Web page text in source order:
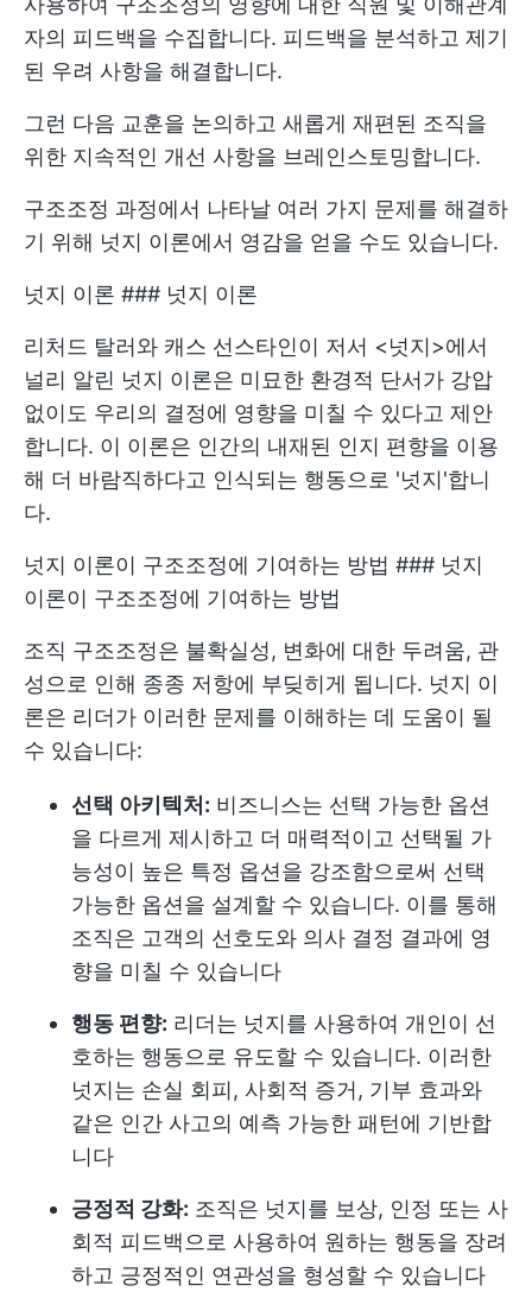
자의 피드백을 수집합니다. 피드백을 분석하고 제기
된 우려 사항을 해결합니다.
그런 다음 교훈을 논의하고 새롭게 재편된 조직을
위한 지속적인 개선 사항을 브레인스토밍합니다.
구조조정 과정에서 나타날 여러 가지 문제를 해결하
기 위해 넛지 이론에서 영감을 얻을 수도 있습니다.
넛지 이론 ### 넛지 이론
리처드 탈러와 캐스 선스타인이 저서 <넛지>에서
널리 알린 넛지 이론은 미묘한 환경적 단서가 강압
없이도 우리의 결정에 영향을 미칠 수 있다고 제안
합니다. 이 이론은 인간의 내재된 인지 편향을 이용
해 더 바람직하다고 인식되는 행동으로 '넛지'합니
다.
넛지 이론이 구조조정에 기여하는 방법 ### 넛지
이론이 구조조정에 기여하는 방법
조직 구조조정은 불확실성, 변화에 대한 두려움, 관
성으로 인해 종종 저항에 부딪히게 됩니다. 넛지 이
론은 리더가 이러한 문제를 이해하는 데 도움이 될
수 있습니다:
선택 아키텍처: 비즈니스는 선택 가능한 옵션
을 다르게 제시하고 더 매력적이고 선택될 가
능성이 높은 특정 옵션을 강조함으로써 선택
가능한 옵션을 설계할 수 있습니다. 이를 통해
조직은 고객의 선호도와 의사 결정 결과에 영
향을 미칠 수 있습니다
행동 편향: 리더는 넛지를 사용하여 개인이 선
호하는 행동으로 유도할 수 있습니다. 이러한
넛지는 손실 회피, 사회적 증거, 기부 효과와
같은 인간 사고의 예측 가능한 패턴에 기반합
니다
긍정적 강화: 조직은 넛지를 보상, 인정 또는 사
회적 피드백으로 사용하여 원하는 행동을 장려
하고 긍정적인 연관성을 형성할 수 있습니다